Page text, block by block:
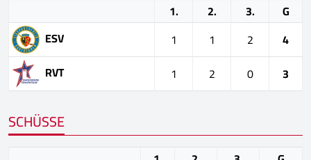
1. 2. 3.
G
ESV
1 1 2
4
RVT
1 2 0 3
SCHÜSSE